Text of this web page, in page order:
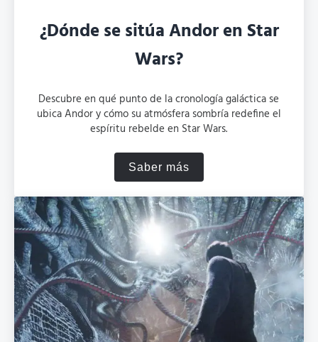
¿Dónde se sitúa Andor en Star
Wars?
Descubre en qué punto de la cronología galáctica se
ubica Andor y cómo su atmósfera sombría redefine el
espíritu rebelde en Star Wars.
Saber más¿Dónde se sitúa Andor en